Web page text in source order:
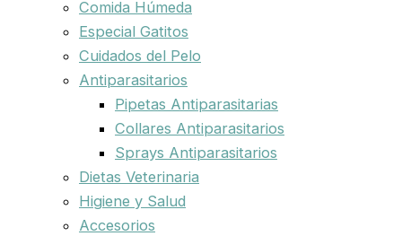
Comida Húmeda
Especial Gatitos
Cuidados del Pelo
Antiparasitarios
Pipetas Antiparasitarias
Collares Antiparasitarios
Sprays Antiparasitarios
Dietas Veterinaria
Higiene y Salud
Accesorios